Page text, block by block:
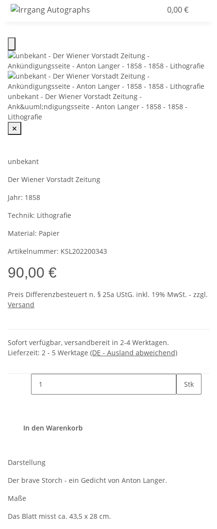
0,00 €
unbekant - Der Wiener Vorstadt Zeitung -
Ank&uuml;ndigungsseite - Anton Langer - 1858 - 1858 -
Lithografie
✕
unbekant
Der Wiener Vorstadt Zeitung
Jahr: 1858
Technik: Lithografie
Material: Papier
Artikelnummer: KSL202200343
90,00 €
Preis Differenzbesteuert n. § 25a UStG. inkl. 19% MwSt. - zzgl.
Versand
Sofort verfügbar, versandbereit in 2-4 Werktagen.
Lieferzeit: 2 - 5 Werktage (DE - Ausland abweichend)
Stk
In den Warenkorb
Darstellung
Der brave Storch - ein Gedicht von Anton Langer.
Maße
Das Blatt misst ca. 43,5 x 28 cm.